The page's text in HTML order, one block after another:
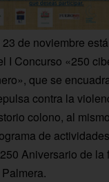
de noviembre
I Concurso «250
que se
contra la
colono, al
de
Aniversario de la